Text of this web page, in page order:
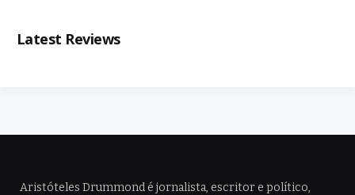
Latest Reviews
Aristóteles Drummond é jornalista, escritor e político,